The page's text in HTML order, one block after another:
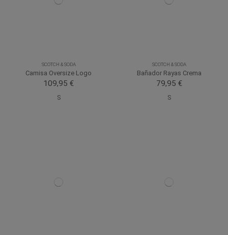
SCOTCH & SODA
Camisa Oversize Logo
109,95 €
S
SCOTCH & SODA
Bañador Rayas Crema
79,95 €
S